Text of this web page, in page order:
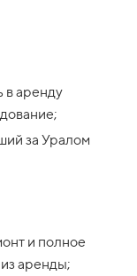
в аренду
за Уралом
и полное
аренды;